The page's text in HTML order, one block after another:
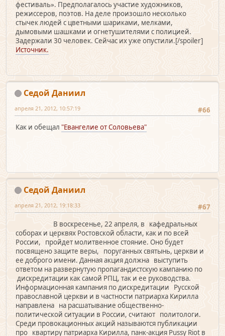
фестиваль». Предполагалось участие художников,
режиссеров, поэтов. На деле произошло несколько
стычек людей с цветными шариками, мелками,
дымовыми шашками и огнетушителями с полицией.
Задержали 30 человек. Сейчас их уже опустили.[/spoiler]
Источник.
Седой Даниил
#66
апреля 21, 2012, 10:57:19
Как и обещал "Евангелие от Соловьева"
Седой Даниил
#67
апреля 21, 2012, 19:18:33
В воскресенье, 22 апреля, в кафедральных
соборах и церквях Ростовской области, как и по всей
России, пройдет молитвенное стояние. Оно будет
посвящено защите веры, поруганных святынь, церкви и
ее доброго имени. Данная акция должна выступить
ответом на развернутую пропагандистскую кампанию по
дискредитации как самой РПЦ, так и ее руководства.
Информационная кампания по дискредитации Русской
православной церкви и в частности патриарха Кирилла
направлена на расшатывание общественно-
политической ситуации в России, считают политологи.
Среди провокационных акций называются публикации
про квартиру патриарха Кирилла, панк-акция Pussy Riot в